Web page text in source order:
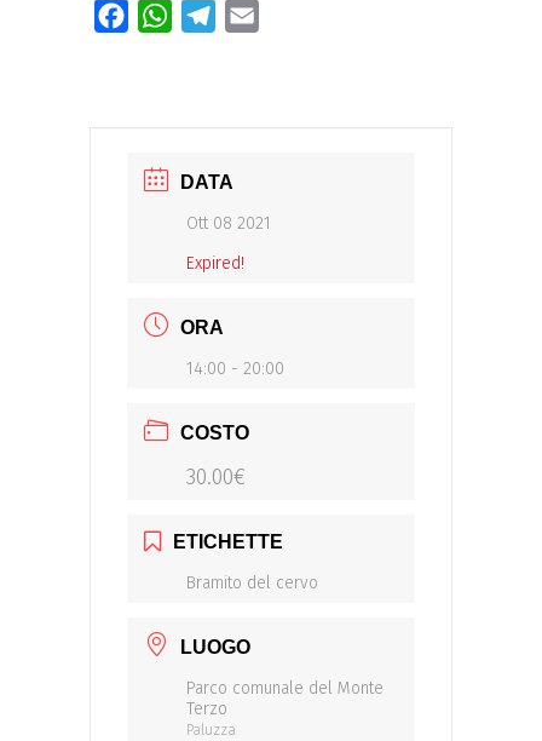
FacebookWhatsAppTelegram
DATA
Ott 08 2021
Expired!
ORA
14:00 - 20:00
COSTO
30.00€
ETICHETTE
Bramito del cervo
LUOGO
Parco comunale del Monte
Terzo
Paluzza